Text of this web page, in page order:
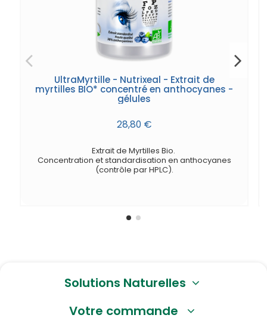
UltraMyrtille - Nutrixeal - Extrait de
myrtilles BIO* concentré en anthocyanes -
gélules
28,80 €
Extrait de Myrtilles Bio.
Concentration et standardisation en anthocyanes
(contrôle par HPLC).
Solutions Naturelles
Votre commande